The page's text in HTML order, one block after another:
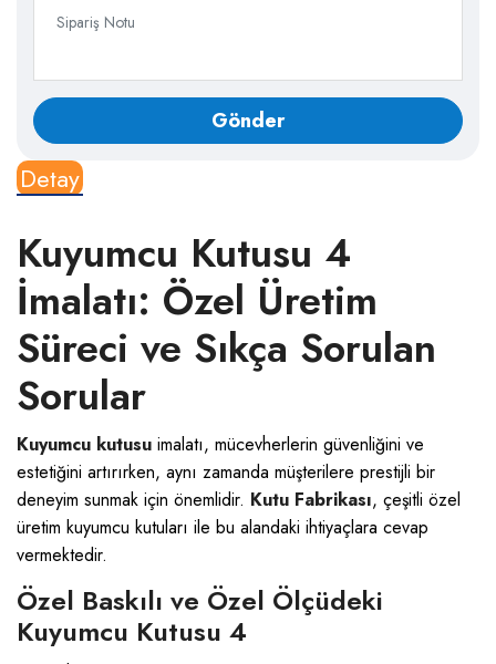
Detay
Kuyumcu Kutusu 4
İmalatı: Özel Üretim
Süreci ve Sıkça Sorulan
Sorular
Kuyumcu kutusu imalatı, mücevherlerin güvenliğini ve
estetiğini artırırken, aynı zamanda müşterilere prestijli bir
deneyim sunmak için önemlidir. Kutu Fabrikası, çeşitli özel
üretim kuyumcu kutuları ile bu alandaki ihtiyaçlara cevap
vermektedir.
Özel Baskılı ve Özel Ölçüdeki
Kuyumcu Kutusu 4